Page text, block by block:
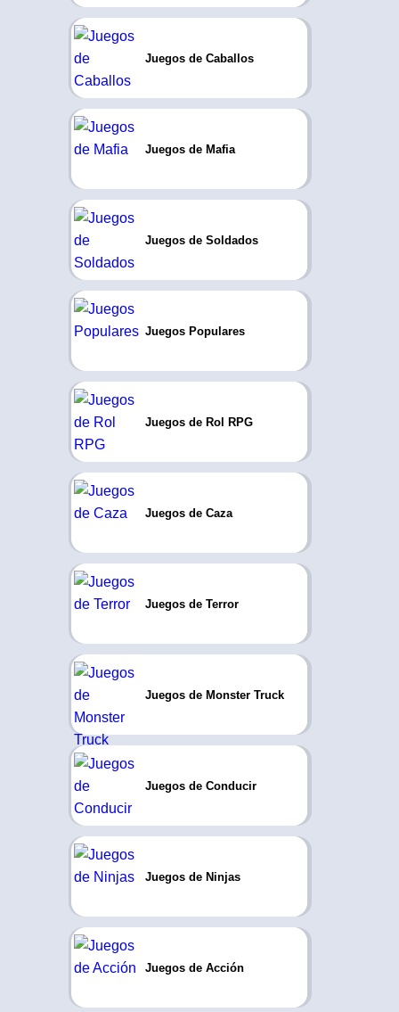
Juegos de Caballos
Juegos de Mafia
Juegos de Soldados
Juegos Populares
Juegos de Rol RPG
Juegos de Caza
Juegos de Terror
Juegos de Monster Truck
Juegos de Conducir
Juegos de Ninjas
Juegos de Acción